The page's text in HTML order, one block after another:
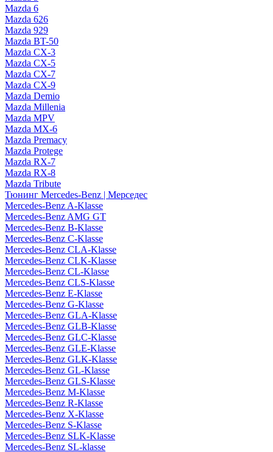
Mazda 6
Mazda 626
Mazda 929
Mazda BT-50
Mazda CX-3
Mazda CX-5
Mazda CX-7
Mazda CX-9
Mazda Demio
Mazda Millenia
Mazda MPV
Mazda MX-6
Mazda Premacy
Mazda Protege
Mazda RX-7
Mazda RX-8
Mazda Tribute
Тюнинг Mercedes-Benz | Мерседес
Mercedes-Benz A-Klasse
Mercedes-Benz AMG GT
Mercedes-Benz B-Klasse
Mercedes-Benz C-Klasse
Mercedes-Benz CLA-Klasse
Mercedes-Benz CLK-Klasse
Mercedes-Benz CL-Klasse
Mercedes-Benz CLS-Klasse
Mercedes-Benz E-Klasse
Mercedes-Benz G-Klasse
Mercedes-Benz GLA-Klasse
Mercedes-Benz GLB-Klasse
Mercedes-Benz GLC-Klasse
Mercedes-Benz GLE-Klasse
Mercedes-Benz GLK-Klasse
Mercedes-Benz GL-Klasse
Mercedes-Benz GLS-Klasse
Mercedes-Benz M-Klasse
Mercedes-Benz R-Klasse
Mercedes-Benz X-Klasse
Mercedes-Benz S-Klasse
Mercedes-Benz SLK-Klasse
Mercedes-Benz SL-klasse